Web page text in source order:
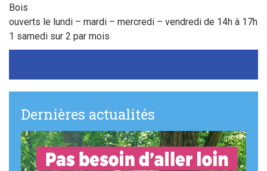
Bois
ouverts le lundi – mardi – mercredi – vendredi de 14h à 17h
1 samedi sur 2 par mois
Dernières actualités